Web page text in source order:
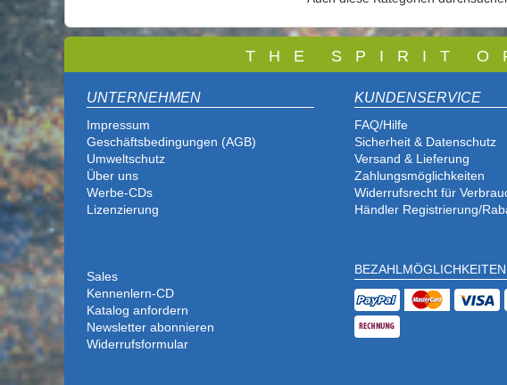
T H E S P I R I T O
UNTERNEHMEN
Impressum
Geschäftsbedingungen (AGB)
Umweltschutz
Über uns
Werbe-CDs
Lizenzierung
KUNDENSERVICE
FAQ/Hilfe
Sicherheit & Datenschutz
Versand & Lieferung
Zahlungsmöglichkeiten
Widerrufsrecht für
Händler Registrierung/
Sales
Kennenlern-CD
Katalog anfordern
Newsletter abonnieren
Widerrufsformular
BEZAHLMÖGLICHKEITEN